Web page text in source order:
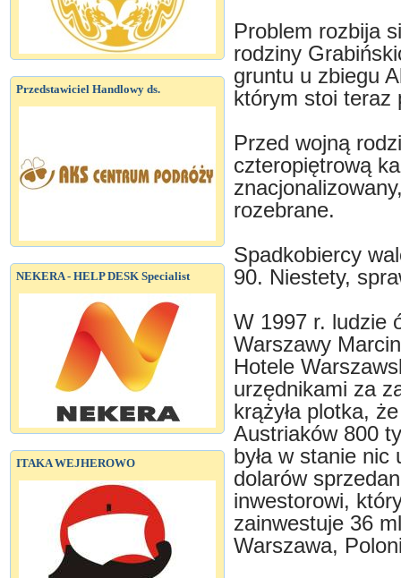
Przedstawiciel Handlowy ds.
NEKERA - HELP DESK Specialist
ITAKA WEJHEROWO
Problem rozbija
rodziny
gruntu u zbiegu
którym stoi teraz
Przed wojną
czteropiętrową
rozebrane.
Spadkobiercy
90. Niestety,
W 1997 r. ludzie
Warszawy
Hotele
urzędnikami za
krążyła plotka,
Austriaków 800
była w stanie
dolarów
inwestorowi,
zainwestuje 36
Warszawa,